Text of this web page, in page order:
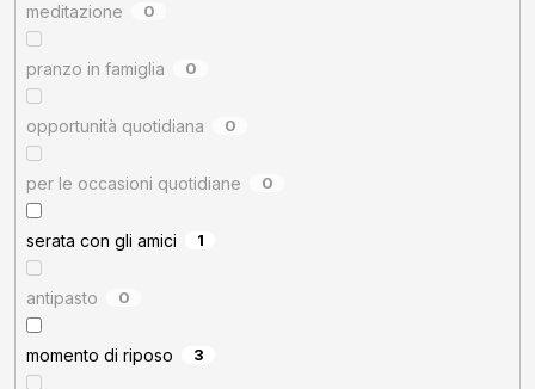
meditazione 0
pranzo in famiglia 0
opportunità quotidiana 0
per le occasioni quotidiane 0
serata con gli amici 1
antipasto 0
momento di riposo 3